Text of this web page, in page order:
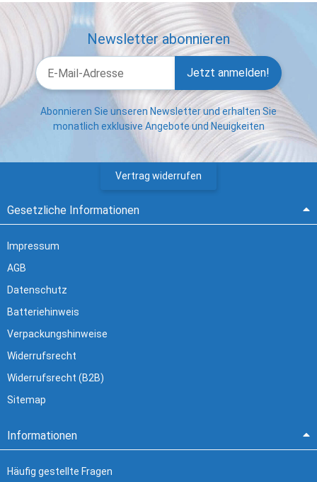
Newsletter abonnieren
Jetzt anmelden!
Abonnieren Sie unseren Newsletter und erhalten Sie
monatlich exklusive Angebote und Neuigkeiten
Vertrag widerrufen
Gesetzliche Informationen
Impressum
AGB
Datenschutz
Batteriehinweis
Verpackungshinweise
Widerrufsrecht
Widerrufsrecht (B2B)
Sitemap
Informationen
Häufig gestellte Fragen